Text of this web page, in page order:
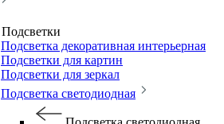
Подсветки
Подсветка декоративная интерьерная
Подсветки для картин
Подсветки для зеркал
Подсветка светодиодная